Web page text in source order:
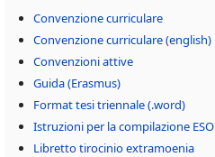
Convenzione curriculare
Convenzione curriculare (english)
Convenzioni attive
Guida (Erasmus)
Format tesi triennale (.word)
Istruzioni per la compilazione
Libretto tirocinio extramoenia